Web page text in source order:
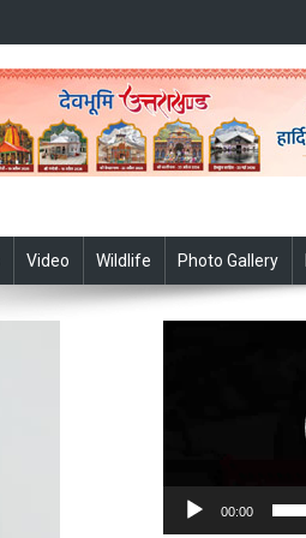
Video Wildlife Photo Gallery
00:00